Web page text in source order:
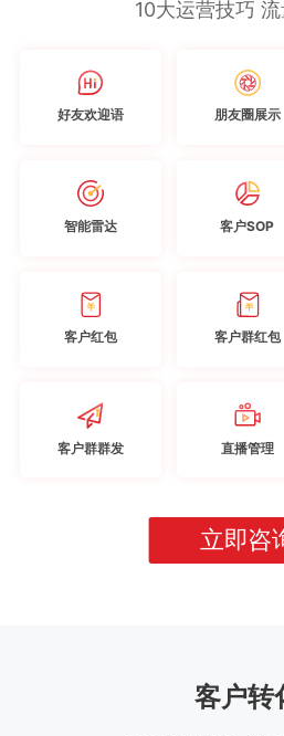
10大运营技巧
好友欢迎语 朋友圈展示
智能雷达 客户SOP
客户红包 客户群红包
客户群群发 直播管理
立即咨
客户转